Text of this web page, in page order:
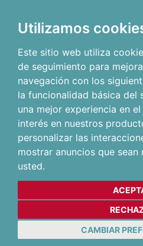
Utilizamos
Este sitio web utiliza
de seguimiento para
navegación con los
la funcionalidad básica del
una mejor experiencia en
interés en nuestros
personalizar las
mostrar anuncios que sean
usted.
CAMBIAR